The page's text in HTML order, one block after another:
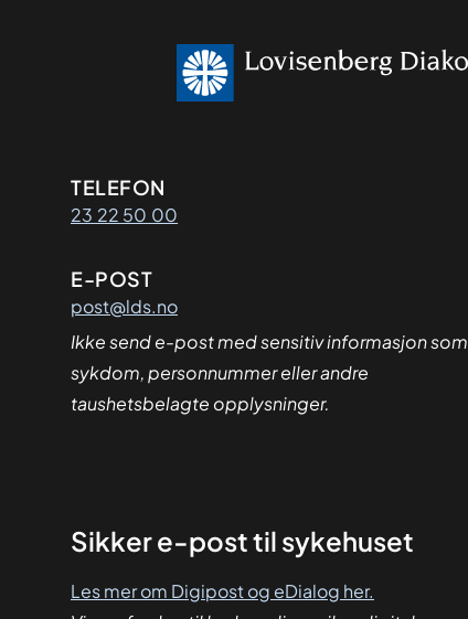
Kontaktinformasjon
TELEFON
23 22 50 00
E-POST
post@lds.no
Ikke send e-post med sensitiv informasjon som
sykdom, personnummer eller andre
taushetsbelagte opplysninger.
Sikker
Sikker e-post til sykehuset
Les mer om Digipost og eDialog her.